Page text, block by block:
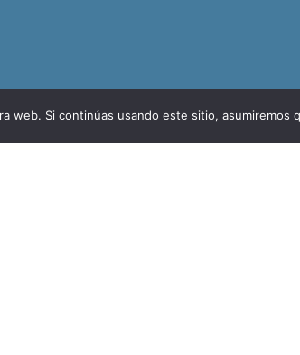
web. Si continúas usando este sitio, asumiremos